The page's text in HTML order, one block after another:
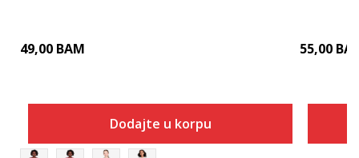
49,00 BAM
Dodajte u korpu
55,00